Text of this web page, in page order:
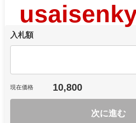
入札額
現在価格 10,800
次に進む